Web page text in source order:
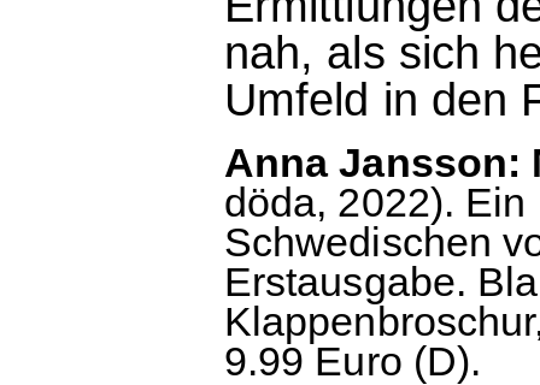
nah, als sich
Umfeld in den
Anna Jansson:
döda, 2022).
Schwedischen
Erstausgabe.
9.99 Euro (D).